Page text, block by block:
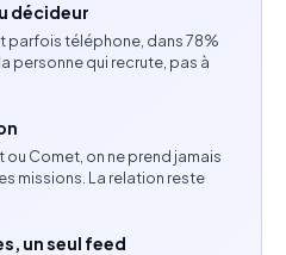
des publications et des
et outils d’analyse
répondant aux
privés.
marketing sur les
décideur
parfois téléphone, dans 78%
personne qui recrute, pas à
ou Comet, on ne prend jamais
missions. La relation reste
un seul feed